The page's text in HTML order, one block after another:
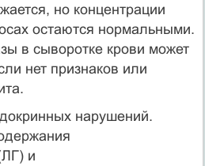
но концентрации
остаются нормальными.
в сыворотке крови может
нет признаков или
нарушений.
и